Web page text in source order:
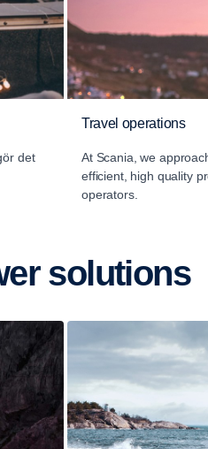
det
Travel operations
At Scania, we
efficient, high quality
operators.
solutions